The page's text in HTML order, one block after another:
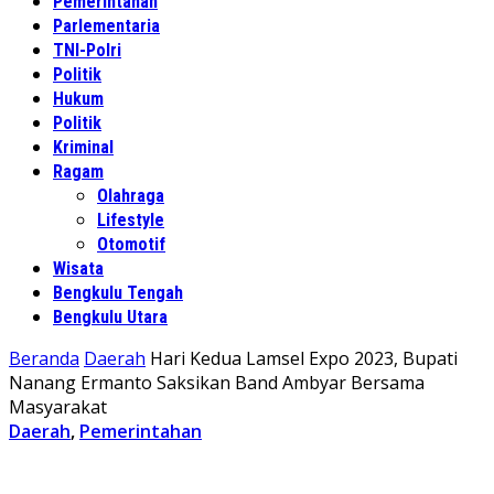
Parlementaria
TNI-Polri
Politik
Hukum
Politik
Kriminal
Ragam
Olahraga
Lifestyle
Otomotif
Wisata
Bengkulu Tengah
Bengkulu Utara
Beranda Daerah Hari Kedua Lamsel Expo 2023, Bupati
Nanang Ermanto Saksikan Band Ambyar Bersama
Masyarakat
Daerah, Pemerintahan